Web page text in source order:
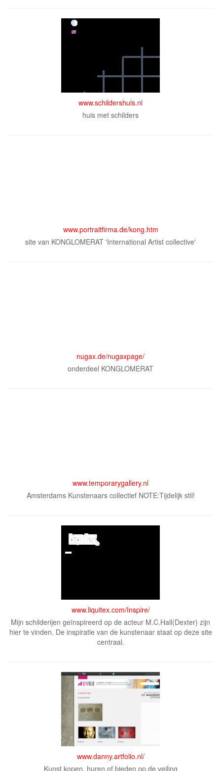
www.schildershuis.nl
huis met schilders
www.portraitfirma.de/kong.htm
site van KONGLOMERAT 'International Artist collective'
nugax.de/nugaxpage/
onderdeel KONGLOMERAT
www.temporarygallery.nl
Amsterdams Kunstenaars collectief NOTE:Tijdelijk stil!
www.liquitex.com/Inspire/
Mijn schilderijen geïnspireerd op de acteur M.C.Hall(Dexter) zijn
hier te vinden. De inspiratie van de kunstenaar staat op deze site
centraal.
www.danny.artfolio.nl/
Kunst kopen, huren of bieden op de veiling